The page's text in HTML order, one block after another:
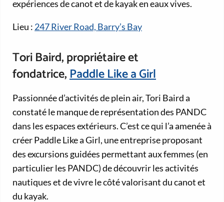
expériences de canot et de kayak en eaux vives.
Lieu : 247 River Road, Barry’s Bay
Tori Baird, propriétaire et
fondatrice,Paddle Like a Girl
Passionnée d’activités de plein air, Tori Baird a
constaté le manque de représentation des PANDC
dans les espaces extérieurs. C’est ce qui l’a amenée à
créer Paddle Like a Girl, une entreprise proposant
des excursions guidées permettant aux femmes (en
particulier les PANDC) de découvrir les activités
nautiques et de vivre le côté valorisant du canot et
du kayak.